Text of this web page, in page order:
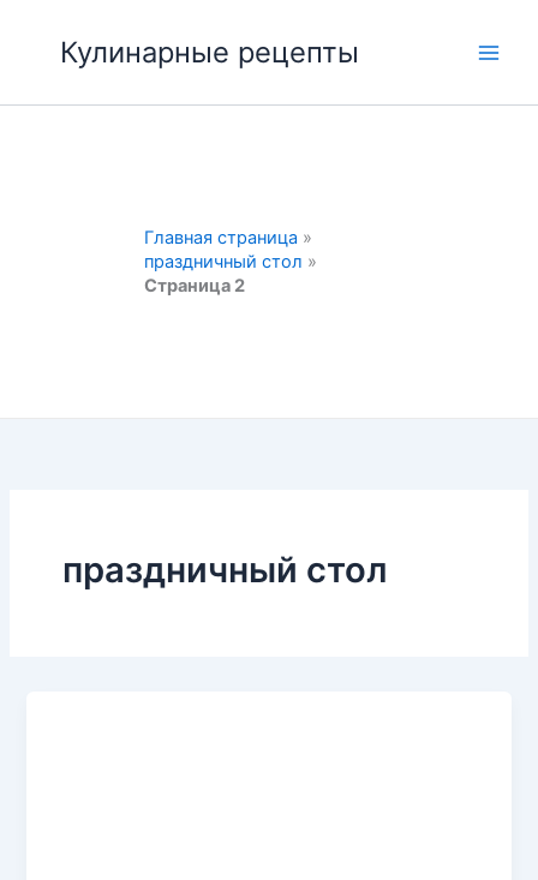
содержимому
Кулинарные рецепты
Главная страница »
праздничный стол »
Страница 2
праздничный стол